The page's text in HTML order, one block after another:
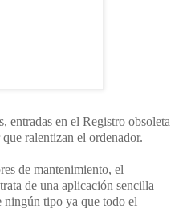
en el Registro obsoleta
ralentizan el ordenador.
de mantenimiento, el
de una aplicación sencilla
ningún tipo ya que todo el